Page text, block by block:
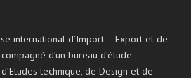
international d’Import – Export et de
d’un bureau d’étude
technique, de Design et de